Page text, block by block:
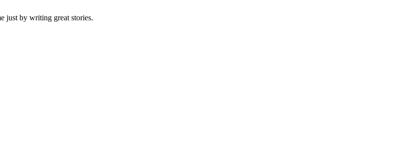
just by writing great stories.